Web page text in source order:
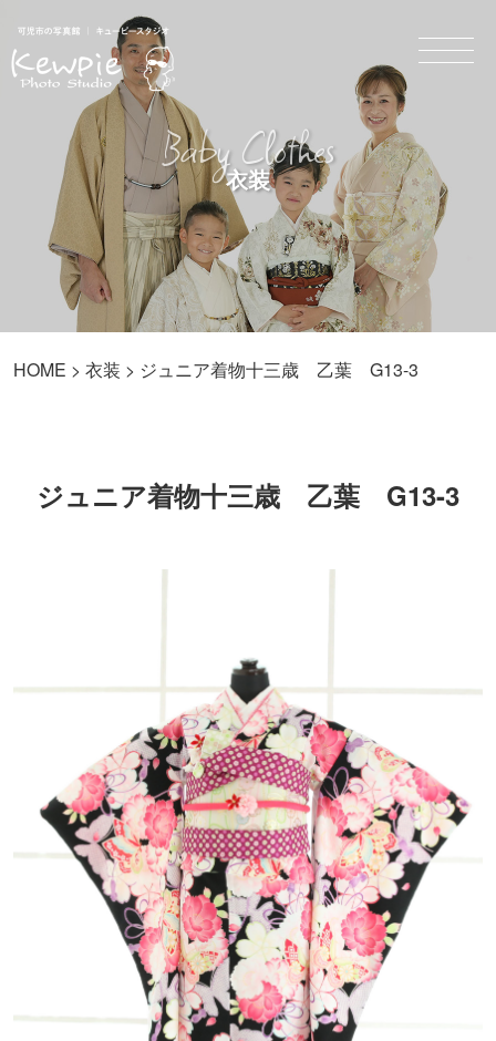
Baby Clothes
衣装
HOME > 衣装 > ジュニア着物十三歳 乙葉 G13-3
ジュニア着物十三歳 乙葉 G13-3